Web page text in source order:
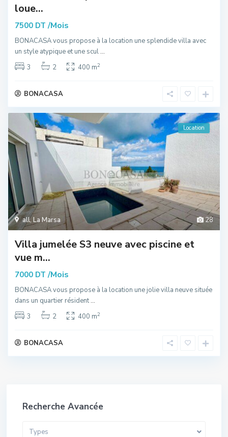
loue...
7500 DT /Mois
BONACASA vous propose à la location une splendide villa avec
un style atypique et une scul...
3
2 400 m2
BONACASA
28
all, La Marsa
Location
Villa jumelée S3 neuve avec piscine et
vue m...
7000 DT /Mois
BONACASA vous propose à la location une jolie villa neuve située
dans un quartier résident...
3
2 400 m2
BONACASA
Recherche Avancée
Types